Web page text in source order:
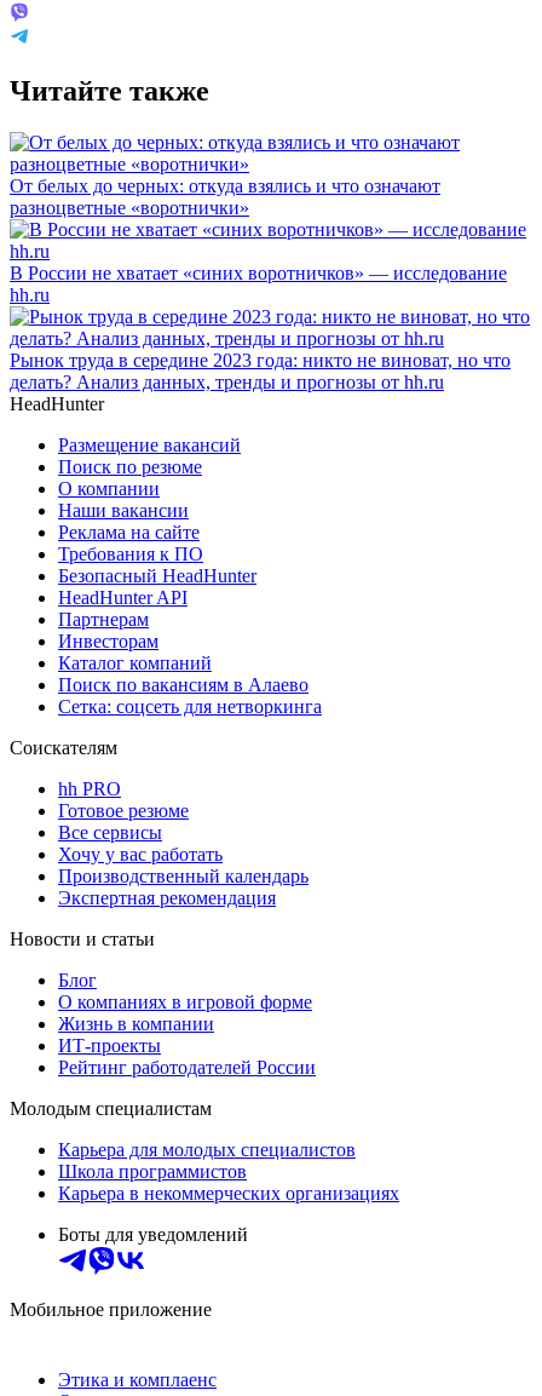
Читайте также
От белых до черных: откуда взялись и что означают
разноцветные «воротнички»
В России не хватает «синих воротничков» — исследование
hh.ru
Рынок труда в середине 2023 года: никто не виноват, но что
делать? Анализ данных, тренды и прогнозы от hh.ru
HeadHunter
Размещение вакансий
Поиск по резюме
О компании
Наши вакансии
Реклама на сайте
Требования к ПО
Безопасный HeadHunter
HeadHunter API
Партнерам
Инвесторам
Каталог компаний
Поиск по вакансиям в Алаево
Сетка: соцсеть для нетворкинга
Соискателям
hh PRO
Готовое резюме
Все сервисы
Хочу у вас работать
Производственный календарь
Экспертная рекомендация
Новости и статьи
Блог
О компаниях в игровой форме
Жизнь в компании
ИТ-проекты
Рейтинг работодателей России
Молодым специалистам
Карьера для молодых специалистов
Школа программистов
Карьера в некоммерческих организациях
Боты для уведомлений
Мобильное приложение
Этика и комплаенс